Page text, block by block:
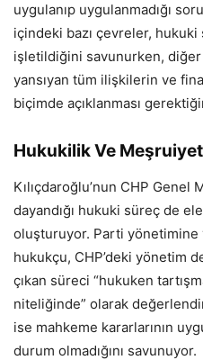
uygulanıp uygulanmadığı
içindeki bazı çevreler,
işletildiğini savunurken,
yansıyan tüm ilişkilerin ve
biçimde açıklanması
Hukukilik Ve Meşruiyet
Kılıçdaroğlu’nun CHP Genel
dayandığı hukuki süreç de
oluşturuyor. Parti yönetimine
hukukçu, CHP’deki yönetim
çıkan süreci “hukuken
niteliğinde” olarak
ise mahkeme kararlarının
durum olmadığını savunuyor.